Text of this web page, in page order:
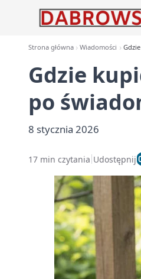
Strona główna Wiadomości
Gdzie
po
8 stycznia 2026
17 min czytania Udostępnij